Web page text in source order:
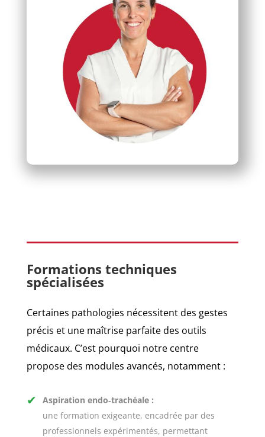
Formations techniques
spécialisées
Certaines pathologies nécessitent des gestes
précis et une maîtrise parfaite des outils
médicaux. C’est pourquoi notre centre
propose des modules avancés, notamment :
✔
Aspiration endo‑trachéale :
une formation exigeante, encadrée par des
professionnels expérimentés, permettant